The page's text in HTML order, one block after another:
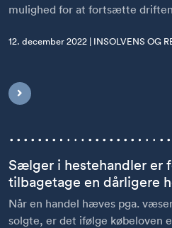
mulighed for at fortsætte
12. december 2022 | INSOLVENS OG
Sælger i hestehandler er
tilbagetage en dårligere
Når en handel hæves pga.
solgte, er det ifølge købeloven